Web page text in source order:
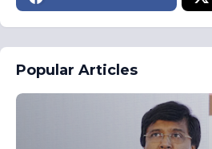
Popular Articles